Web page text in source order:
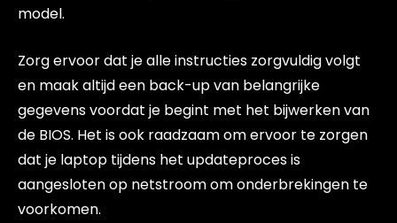
model.
Zorg ervoor dat je alle instructies zorgvuldig volgt
en maak altijd een back-up van belangrijke
gegevens voordat je begint met het bijwerken van
de BIOS. Het is ook raadzaam om ervoor te zorgen
dat je laptop tijdens het updateproces is
aangesloten op netstroom om onderbrekingen te
voorkomen.